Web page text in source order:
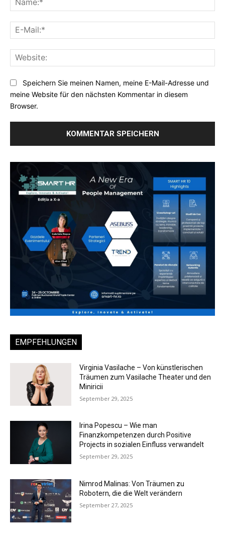
Speichern Sie meinen Namen, meine E-Mail-Adresse und
meine Website für den nächsten Kommentar in diesem
Browser.
EMPFEHLUNGEN
Virginia Vasilache – Von künstlerischen
Träumen zum Vasilache Theater und den
Miniricii
September 29, 2025
Irina Popescu – Wie man
Finanzkompetenzen durch Positive
Projects in sozialen Einfluss verwandelt
September 29, 2025
Nimrod Malinas: Von Träumen zu
Robotern, die die Welt verändern
September 27, 2025